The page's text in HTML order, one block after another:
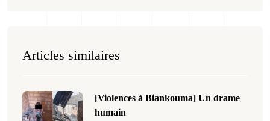
Articles similaires
[Violences à Biankouma] Un drame
humain